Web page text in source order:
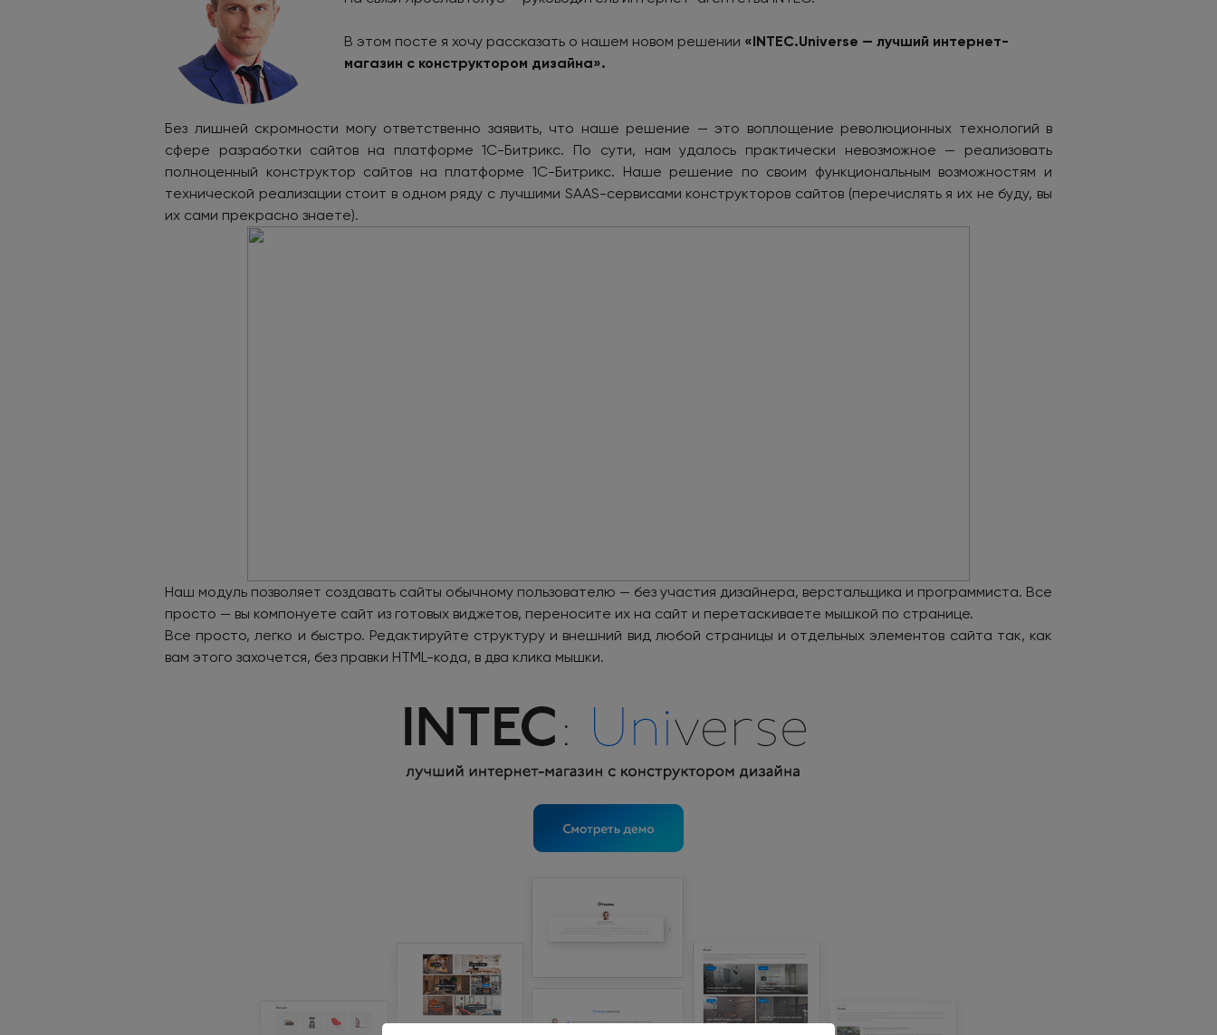
В этом посте я хочу рассказать о нашем новом решении «INTEC.Universe — лучший интернет-
магазин с конструктором дизайна».
Без лишней скромности могу ответственно заявить, что наше решение — это воплощение революционных технологий в
сфере разработки сайтов на платформе 1С-Битрикс. По сути, нам удалось практически невозможное — реализовать
полноценный конструктор сайтов на платформе 1С-Битрикс. Наше решение по своим функциональным возможностям и
технической реализации стоит в одном ряду с лучшими SAAS-сервисами конструкторов сайтов (перечислять я их не буду, вы
их сами прекрасно знаете).
Наш модуль позволяет создавать сайты обычному пользователю — без участия дизайнера, верстальщика и программиста. Все
просто — вы компонуете сайт из готовых виджетов, переносите их на сайт и перетаскиваете мышкой по странице.
Все просто, легко и быстро. Редактируйте структуру и внешний вид любой страницы и отдельных элементов сайта так, как
вам этого захочется, без правки HTML-кода, в два клика мышки.